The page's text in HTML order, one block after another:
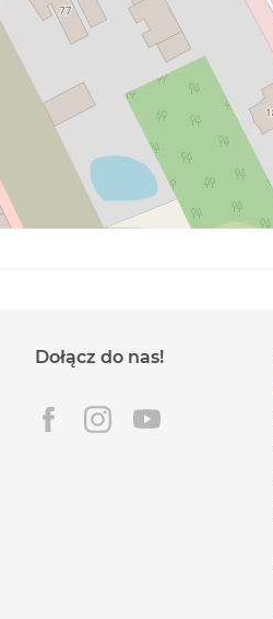
Dołącz do nas!